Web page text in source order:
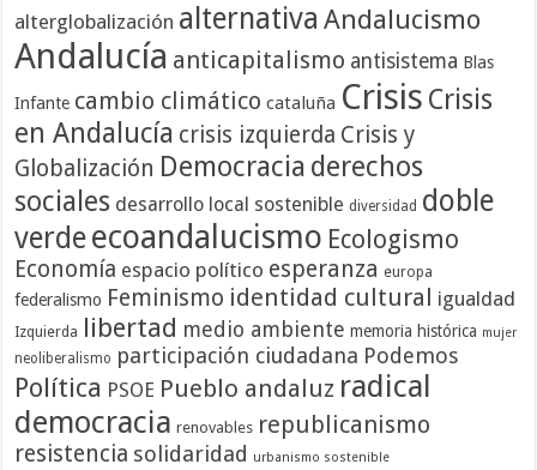
alterglobalización alternativa Andalucismo
Andalucía anticapitalismo antisistema Blas
Infante cambio climático cataluña Crisis Crisis
en Andalucía crisis izquierda Crisis y
Globalización Democracia derechos
sociales desarrollo local sostenible diversidad doble
verdeecoandalucismo Ecologismo
Economía espacio político esperanza europa
federalismo Feminismo identidad cultural igualdad
Izquierda libertad medio ambiente memoria histórica mujer
neoliberalismo participación ciudadana Podemos
Política PSOE Pueblo andaluz radical
democracia renovables republicanismo
resistencia solidaridad urbanismo sostenible